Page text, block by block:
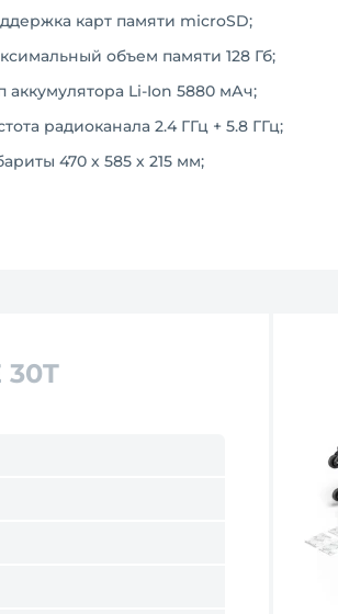
карт памяти microSD;
объем памяти 128 Гб;
аккумулятора Li-Ion 5880 мАч;
радиоканала 2.4 ГГц + 5.8 ГГц;
470 х 585 х 215 мм;
30T